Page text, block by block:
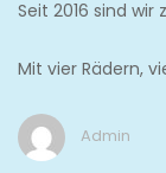
Seit 2016 sind
Mit vier Rädern,
Admin